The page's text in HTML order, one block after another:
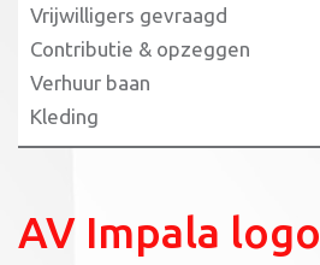
Vrijwilligers gevraagd
Contributie & opzeggen
Verhuur baan
Kleding
AV Impala logo